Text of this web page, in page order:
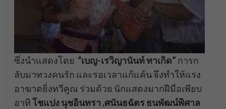
ซึ่งนำแสดงโดย “เบญ-เรวิญานันท์ ทาเกิด” การก
ลับมาทวงคนรัก และรอเวลาแก้แค้น จึงทำให้แรง
อาฆาตยิ่งทวีคูณ ร่วมด้วย นักแสดงมากฝีมือเพียบ
อาทิโชแปง นุชอินทรา ,ศนันธฉัตร ธนพัฒน์พิศาล